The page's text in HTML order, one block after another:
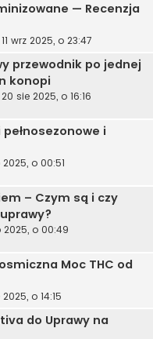
— Recenzja
11 wrz 2025, o 23:47
przewodnik po jednej
konopi
20 sie 2025, o 16:16
i
o 00:51
– Czym są i czy
2025, o 00:49
Moc THC od
o 14:15
do Uprawy na